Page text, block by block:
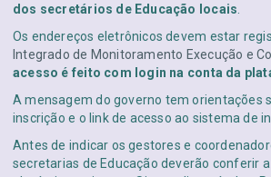
dos secretários de Educação locais
Os endereços eletrônicos devem estar
Integrado de Monitoramento Execução e
acesso é feito com login na conta da
A mensagem do governo tem orientações
inscrição e o link de acesso ao sistema de
Antes de indicar os gestores e
secretarias de Educação deverão conferir